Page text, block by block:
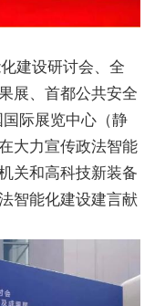
建设研讨会、全
展、首都公共安全
际展览中心（静
大力宣传政法智能
关和高科技新装备
智能化建设建言献